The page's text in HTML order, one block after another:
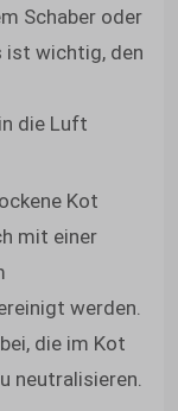
Schaber oder
ist wichtig, den
die Luft
Kot
mit einer
werden.
die im Kot
neutralisieren.